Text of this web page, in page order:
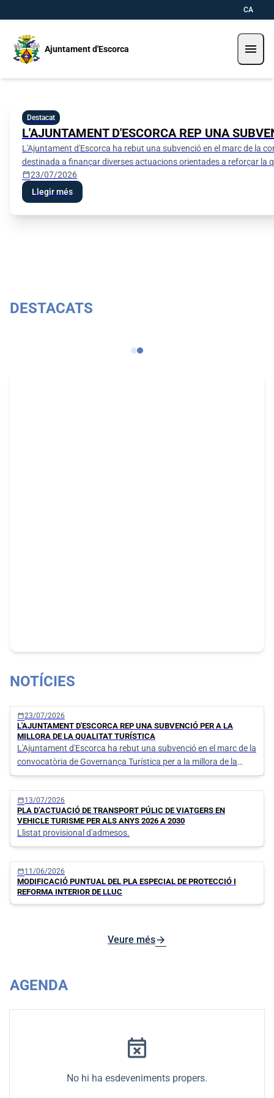
CA
Ajuntament d'Escorca menu
Destacat
L'AJUNTAMENT D'ESCORCA REP UNA
L'Ajuntament d'Escorca ha rebut una subvenció en el marc de la
destinada a finançar diverses actuacions orientades a reforçar la
calendar_today23/07/2026
Llegir més
DESTACATS
NOTÍCIES
calendar_today23/07/2026
L'AJUNTAMENT D'ESCORCA REP UNA SUBVENCIÓ PER A LA
MILLORA DE LA QUALITAT TURÍSTICA
L'Ajuntament d'Escorca ha rebut una subvenció en el marc de la
convocatòria de Governança Turística per a la millora de la
qualitat de l'oferta i les destinacions turístiques de les Illes
Balears, destinada a finançar diverses actuacions orientades a
reforçar la qualitat dels serveis municipals.
calendar_today13/07/2026
PLA D’ACTUACIÓ DE TRANSPORT PÚLIC DE VIATGERS EN
VEHICLE TURISME PER ALS ANYS 2026 A 2030
Llistat provisional d'admesos.
calendar_today11/06/2026
MODIFICACIÓ PUNTUAL DEL PLA ESPECIAL DE PROTECCIÓ I
REFORMA INTERIOR DE LLUC
Veure mésarrow_forward
AGENDA
event_busy
No hi ha esdeveniments propers.